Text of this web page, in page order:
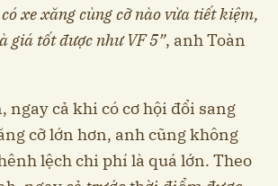
xe xăng cùng cỡ nào vừa tiết kiệm,
giá tốt được như VF 5”, anh Toàn
ngay cả khi có cơ hội đổi sang
cỡ lớn hơn, anh cũng không
lệch chi phí là quá lớn. Theo